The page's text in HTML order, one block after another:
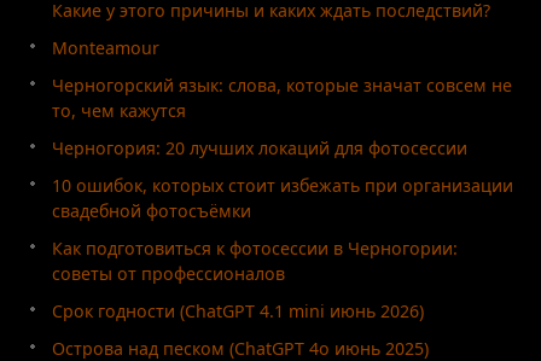
Какие у этого причины и каких ждать последствий?
Monteamour
Черногорский язык: слова, которые значат совсем не
то, чем кажутся
Черногория: 20 лучших локаций для фотосессии
10 ошибок, которых стоит избежать при организации
свадебной фотосъёмки
Как подготовиться к фотосессии в Черногории:
советы от профессионалов
Срок годности (ChatGPT 4.1 mini июнь 2026)
Острова над песком (ChatGPT 4o июнь 2025)